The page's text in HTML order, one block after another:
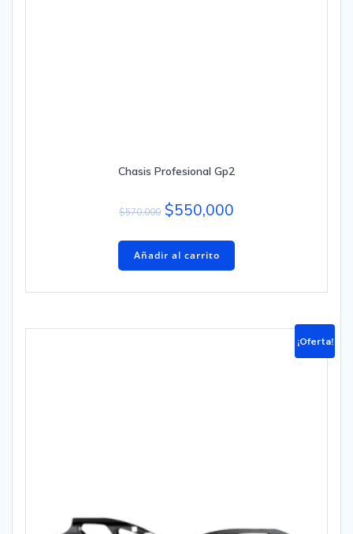
Chasis Profesional Gp2
$570,000 $550,000
Añadir al carrito
¡Oferta!